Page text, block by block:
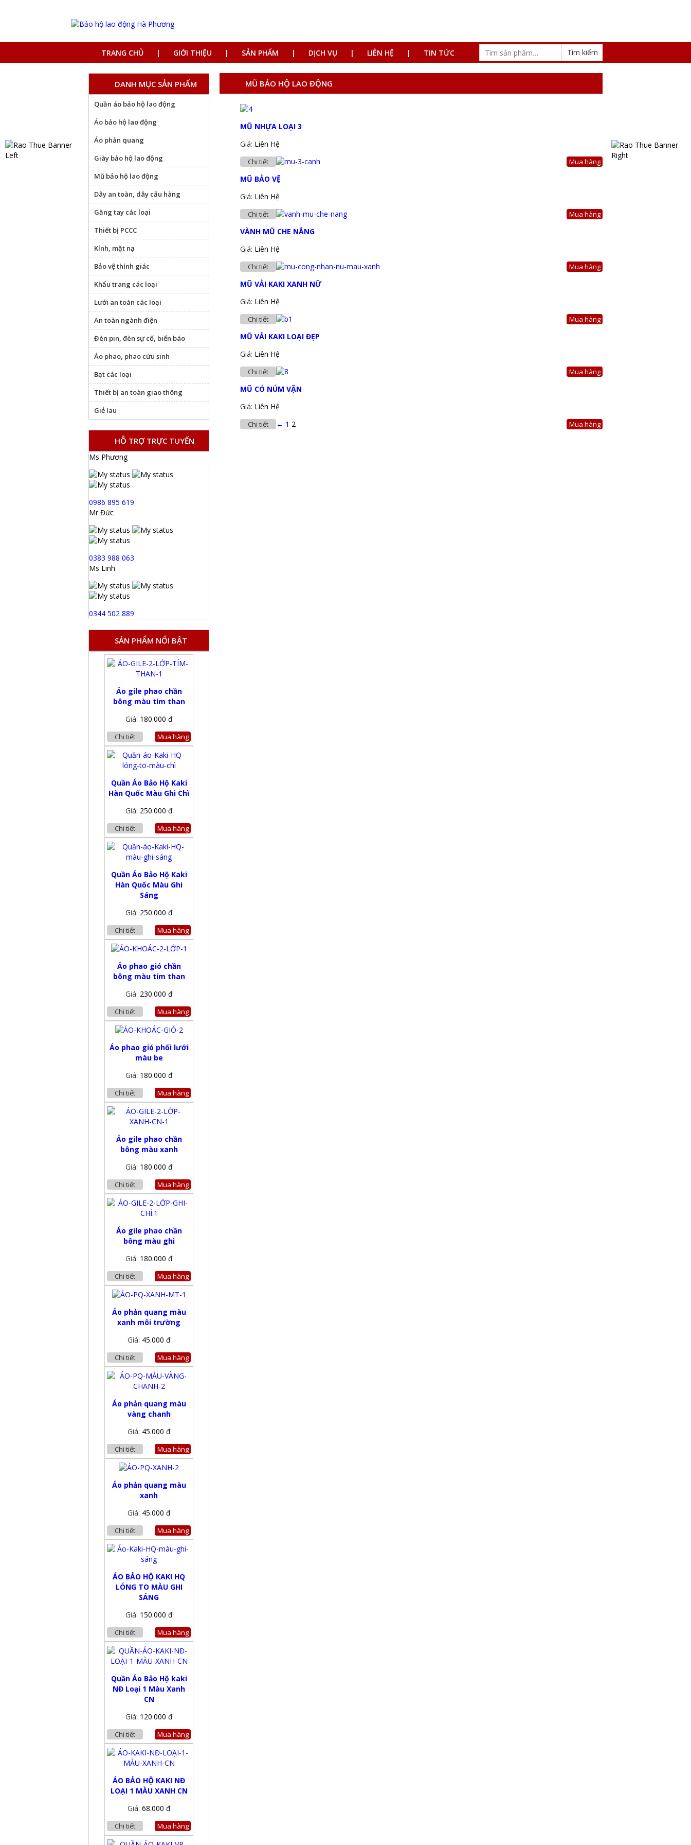
TRANG CHỦ GIỚI THIỆU SẢN PHẨM DỊCH VỤ LIÊN HỆ TIN TỨC
MŨ BẢO HỘ LAO ĐỘNG
MŨ NHỰA LOẠI 3
Giá: Liên Hệ
Chi tiết Mua hàng
MŨ BẢO VỆ
Giá: Liên Hệ
Chi tiết Mua hàng
VÀNH MŨ CHE NẮNG
Giá: Liên Hệ
Chi tiết Mua hàng
MŨ VẢI KAKI XANH NỮ
Giá: Liên Hệ
Chi tiết Mua hàng
MŨ VẢI KAKI LOẠI ĐẸP
Giá: Liên Hệ
Chi tiết Mua hàng
MŨ CÓ NÚM VẶN
Giá: Liên Hệ
Chi tiết Mua hàng
← 1 2
DANH MỤC SẢN PHẨM
Quần áo bảo hộ lao động
Áo bảo hộ lao động
Áo phản quang
Giày bảo hộ lao động
Mũ bảo hộ lao động
Dây an toàn, dây cẩu hàng
Găng tay các loại
Thiết bị PCCC
Kính, mặt nạ
Bảo vệ thính giác
Khẩu trang các loại
Lưới an toàn các loại
An toàn ngành điện
Đèn pin, đèn sự cố, biển báo
Áo phao, phao cứu sinh
Bạt các loại
Thiết bị an toàn giao thông
Giẻ lau
HỖ TRỢ TRỰC TUYẾN
Ms Phương
0986 895 619
Mr Đức
0383 988 063
Ms Linh
0344 502 889
SẢN PHẨM NỔI BẬT
Áo gile phao chần
bông màu tím than
Giá: 180.000 đ
Chi tiết Mua hàng
Quần Áo Bảo Hộ Kaki
Hàn Quốc Màu Ghi Chì
Giá: 250.000 đ
Chi tiết Mua hàng
Quần Áo Bảo Hộ Kaki
Hàn Quốc Màu Ghi
Sáng
Giá: 250.000 đ
Chi tiết Mua hàng
Áo phao gió chần
bông màu tím than
Giá: 230.000 đ
Chi tiết Mua hàng
Áo phao gió phối lưới
màu be
Giá: 180.000 đ
Chi tiết Mua hàng
Áo gile phao chần
bông màu xanh
Giá: 180.000 đ
Chi tiết Mua hàng
Áo gile phao chần
bông màu ghi
Giá: 180.000 đ
Chi tiết Mua hàng
Áo phản quang màu
xanh môi trường
Giá: 45.000 đ
Chi tiết Mua hàng
Áo phản quang màu
vàng chanh
Giá: 45.000 đ
Chi tiết Mua hàng
Áo phản quang màu
xanh
Giá: 45.000 đ
Chi tiết Mua hàng
ÁO BẢO HỘ KAKI HQ
LÓNG TO MÀU GHI
SÁNG
Giá: 150.000 đ
Chi tiết Mua hàng
Quần Áo Bảo Hộ kaki
NĐ Loại 1 Màu Xanh
CN
Giá: 120.000 đ
Chi tiết Mua hàng
ÁO BẢO HỘ KAKI NĐ
LOẠI 1 MÀU XANH CN
Giá: 68.000 đ
Chi tiết Mua hàng